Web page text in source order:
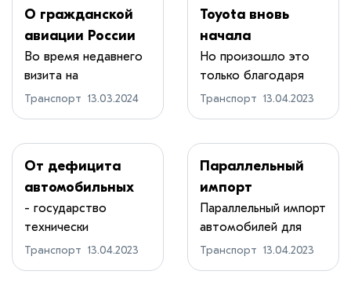
О гражданской
авиации России
будущего
Во время недавнего
визита на
Воронежский
Транспорт 13.03.2024
​Toyota вновь
начала
поставлять в
Россию запчасти
Но произошло это
только благодаря
судебному решени...
Транспорт 13.04.2023
От дефицита
автомобильных
запчастей Россию
собирается
спасать
Малайзия
- государство
технически
продвинутое, а
Транспорт 13.04.2023
Параллельный
импорт
автомобилей и
запчастей
Параллельный импорт
автомобилей для
российских пок...
Транспорт 13.04.2023